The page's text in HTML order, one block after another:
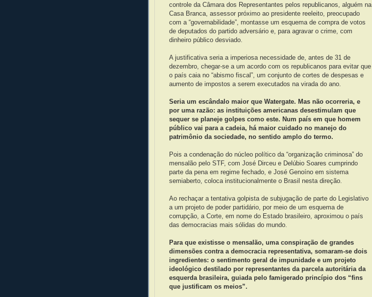
controle da Câmara dos Representantes pelos republicanos, alguém na
Casa Branca, assessor próximo ao presidente reeleito, preocupado
com a “governabilidade”, montasse um esquema de compra de votos
de deputados do partido adversário e, para agravar o crime, com
dinheiro público desviado.
A justificativa seria a imperiosa necessidade de, antes de 31 de
dezembro, chegar-se a um acordo com os republicanos para evitar que
o país caia no “abismo fiscal”, um conjunto de cortes de despesas e
aumento de impostos a serem executados na virada do ano.
Seria um escândalo maior que Watergate. Mas não ocorreria, e
por uma razão: as instituições americanas desestimulam que
sequer se planeje golpes como este. Num país em que homem
público vai para a cadeia, há maior cuidado no manejo do
patrimônio da sociedade, no sentido amplo do termo.
Pois a condenação do núcleo político da “organização criminosa” do
mensalão pelo STF, com José Dirceu e Delúbio Soares cumprindo
parte da pena em regime fechado, e José Genoíno em sistema
semiaberto, coloca institucionalmente o Brasil nesta direção.
Ao rechaçar a tentativa golpista de subjugação de parte do Legislativo
a um projeto de poder partidário, por meio de um esquema de
corrupção, a Corte, em nome do Estado brasileiro, aproximou o país
das democracias mais sólidas do mundo.
Para que existisse o mensalão, uma conspiração de grandes
dimensões contra a democracia representativa, somaram-se dois
ingredientes: o sentimento geral de impunidade e um projeto
ideológico destilado por representantes da parcela autoritária da
esquerda brasileira, guiada pelo famigerado princípio dos “fins
que justificam os meios”.